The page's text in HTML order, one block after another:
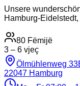
Unsere
Hamburg-
80 Fëmijë
3 – 6 vjeç
Ölmühlenweg
22047 Hamburg